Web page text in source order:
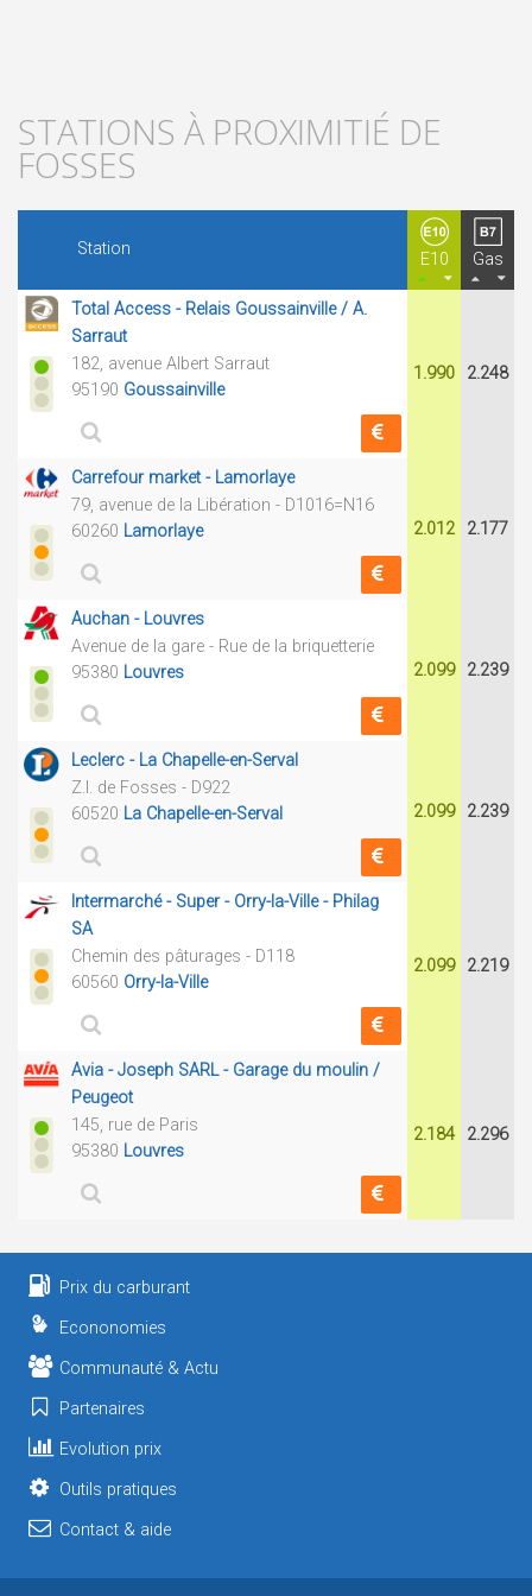
STATIONS À PROXIMITIÉ DE
FOSSES
Station
E10 Gas
Total Access - Relais Goussainville / A.
Sarraut
182, avenue Albert Sarraut
95190 Goussainville
1.990 2.248
Carrefour market - Lamorlaye
79, avenue de la Libération - D1016=N16
60260 Lamorlaye 2.012 2.177
Auchan - Louvres
Avenue de la gare - Rue de la briquetterie
95380 Louvres 2.099 2.239
Leclerc - La Chapelle-en-Serval
Z.I. de Fosses - D922
60520 La Chapelle-en-Serval 2.099 2.239
Intermarché - Super - Orry-la-Ville - Philag
SA
Chemin des pâturages - D118
60560 Orry-la-Ville
2.099 2.219
Avia - Joseph SARL - Garage du moulin /
Peugeot
145, rue de Paris
95380 Louvres
2.184 2.296
Prix du carburant
Econonomies
Communauté & Actu
Partenaires
Evolution prix
Outils pratiques
Contact & aide